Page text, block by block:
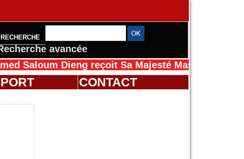
RECHERCHE
avancée
Dieng reçoit Sa Majesté Mansah Cissé au
CONTACT